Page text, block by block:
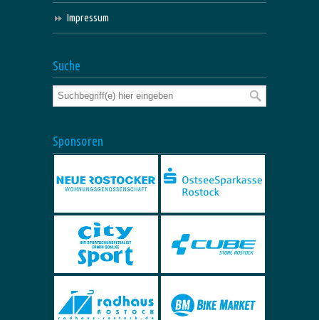
Impressum
Suche
Sponsoren